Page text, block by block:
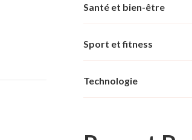
Santé et bien-être
Sport et fitness
Technologie